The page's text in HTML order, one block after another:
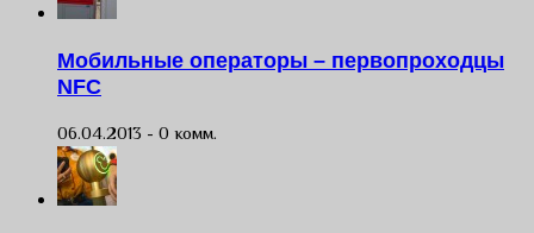
Мобильные операторы – первопроходцы
NFC
06.04.2013 - 0 комм.